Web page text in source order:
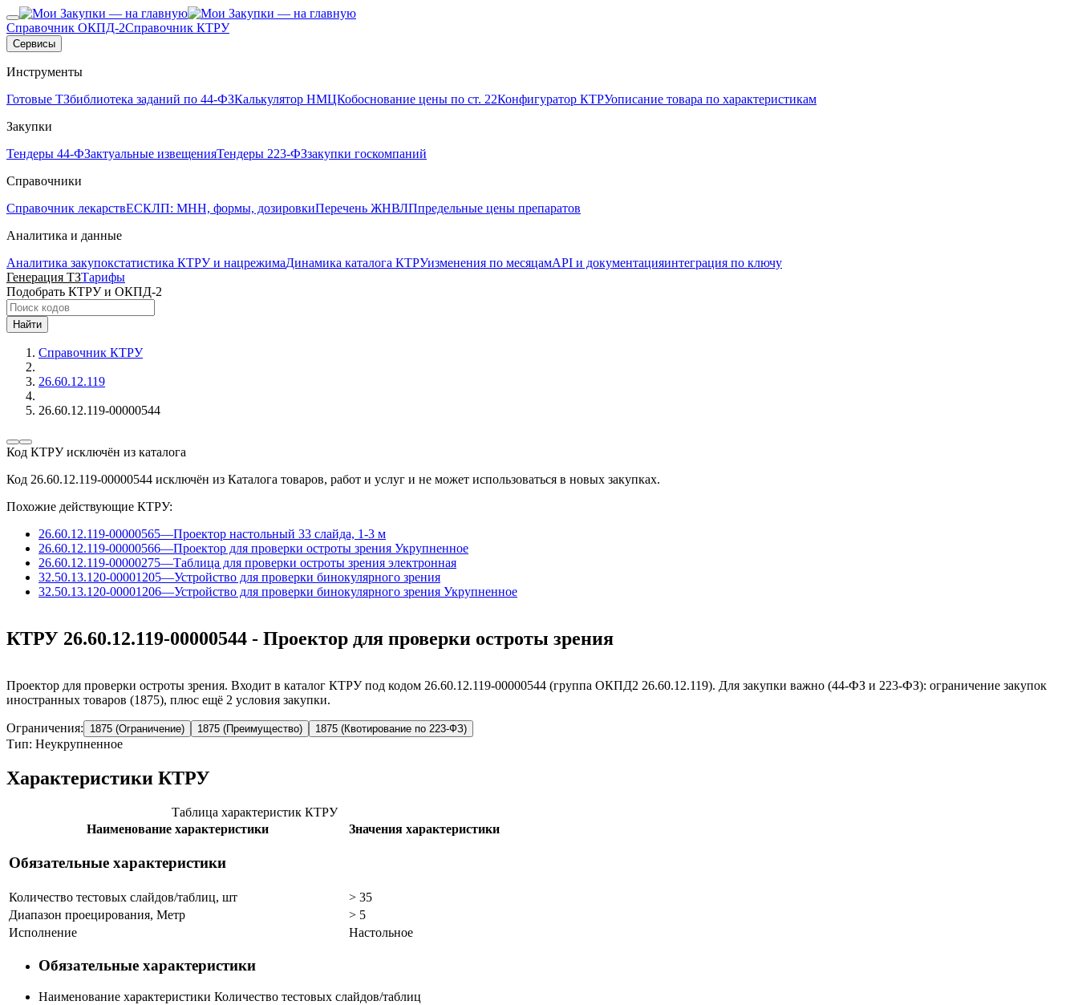
Справочник ОКПД-2Справочник КТРУ
Сервисы
Инструменты
Готовые ТЗбиблиотека заданий по 44-ФЗКалькулятор НМЦКобоснование цены по ст. 22Конфигуратор КТРУописание товара по характеристикам
Закупки
Тендеры 44-ФЗактуальные извещенияТендеры 223-ФЗзакупки госкомпаний
Справочники
Справочник лекарствЕСКЛП: МНН, формы, дозировкиПеречень ЖНВЛПпредельные цены препаратов
Аналитика и данные
Аналитика закупокстатистика КТРУ и нацрежимаДинамика каталога КТРУизменения по месяцамAPI и документацияинтеграция по ключу
Генерация ТЗТарифы
Подобрать КТРУ и ОКПД-2
Найти
Справочник КТРУ
26.60.12.119
26.60.12.119-00000544
Код КТРУ исключён из каталога
Код 26.60.12.119-00000544 исключён из Каталога товаров, работ и услуг и не может использоваться в новых закупках.
Похожие действующие КТРУ:
26.60.12.119-00000565—Проектор настольный 33 слайда, 1-3 м
26.60.12.119-00000566—Проектор для проверки остроты зрения Укрупненное
26.60.12.119-00000275—Таблица для проверки остроты зрения электронная
32.50.13.120-00001205—Устройство для проверки бинокулярного зрения
32.50.13.120-00001206—Устройство для проверки бинокулярного зрения Укрупненное
КТРУ 26.60.12.119-00000544 - Проектор для проверки остроты зрения
Проектор для проверки остроты зрения. Входит в каталог КТРУ под кодом 26.60.12.119-00000544 (группа ОКПД2 26.60.12.119). Для закупки важно (44-ФЗ и 223-ФЗ): ограничение закупок
иностранных товаров (1875), плюс ещё 2 условия закупки.
Ограничения: 1875 (Ограничение) 1875 (Преимущество) 1875 (Квотирование по 223-ФЗ)
Тип: Неукрупненное
Характеристики КТРУ
Таблица характеристик КТРУ
Наименование характеристики
Значения характеристики
Обязательные характеристики
Количество тестовых слайдов/таблиц, шт
> 35
Диапазон проецирования, Метр
> 5
Исполнение
Настольное
Обязательные характеристики
Наименование характеристики Количество тестовых слайдов/таблиц